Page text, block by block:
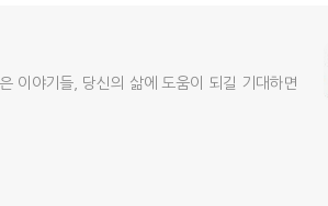
이야기들, 당신의 삶에 도움이 되길 기대하면